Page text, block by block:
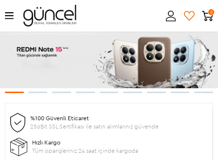
0
%100 Güvenli Eticaret
256Bit SSL Sertifikası ile satın alımlarınız güvende
Hızlı Kargo
Tüm siparişleriniz 24 saat içinde kargoda